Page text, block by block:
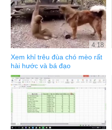
4:18
Xem khỉ trêu đùa chó mèo rất
hài hước và bá đạo